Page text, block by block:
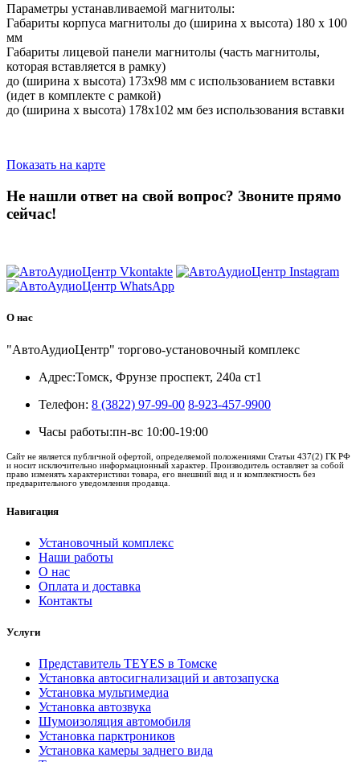
Параметры устанавливаемой магнитолы:
Габариты корпуса магнитолы до (ширина х высота) 180 х 100
мм
Габариты лицевой панели магнитолы (часть магнитолы,
которая вставляется в рамку)
до (ширина х высота) 173х98 мм с использованием вставки
(идет в комплекте с рамкой)
до (ширина х высота) 178х102 мм без использования вставки
Показать на карте
Не нашли ответ на свой вопрос? Звоните прямо
сейчас!
О нас
"АвтоАудиоЦентр" торгово-установочный комплекс
Адрес:Томск, Фрунзе проспект, 240а ст1
Телефон: 8 (3822) 97-99-00 8-923-457-9900
Часы работы:пн-вс 10:00-19:00
Сайт не является публичной офертой, определяемой положениями Статьи 437(2) ГК РФ
и носит исключительно информационный характер. Производитель оставляет за собой
право изменять характеристики товара, его внешний вид и и комплектность без
предварительного уведомления продавца.
Навигация
Установочный комплекс
Наши работы
О нас
Оплата и доставка
Контакты
Услуги
Представитель TEYES в Томске
Установка автосигнализаций и автозапуска
Установка мультимедиа
Установка автозвука
Шумоизоляция автомобиля
Установка парктроников
Установка камеры заднего вида